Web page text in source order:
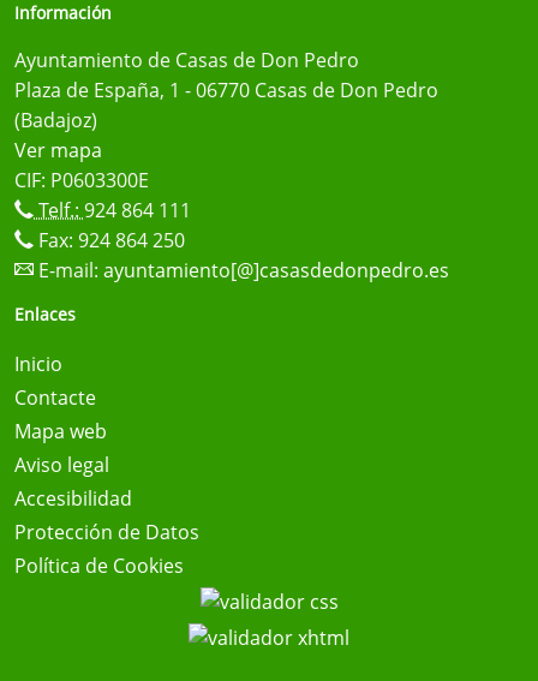
Información
Ayuntamiento de Casas de Don Pedro
Plaza de España, 1 - 06770 Casas de Don Pedro
(Badajoz)
Ver mapa
CIF: P0603300E
Telf.: 924 864 111
Fax: 924 864 250
E-mail: ayuntamiento[@]casasdedonpedro.es
Enlaces
Inicio
Contacte
Mapa web
Aviso legal
Accesibilidad
Protección de Datos
Política de Cookies